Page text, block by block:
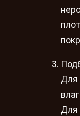
Для
Для